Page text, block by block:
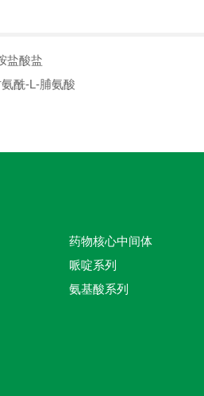
盐酸盐
酰-L-脯氨酸
药物核心中间体
哌啶系列
氨基酸系列